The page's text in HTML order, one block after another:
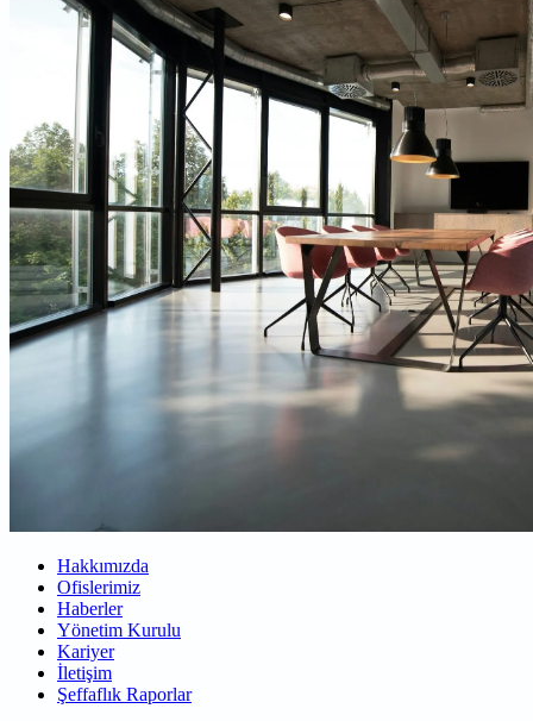
Hakkımızda
Ofislerimiz
Haberler
Yönetim Kurulu
Kariyer
İletişim
Şeffaflık Raporlar